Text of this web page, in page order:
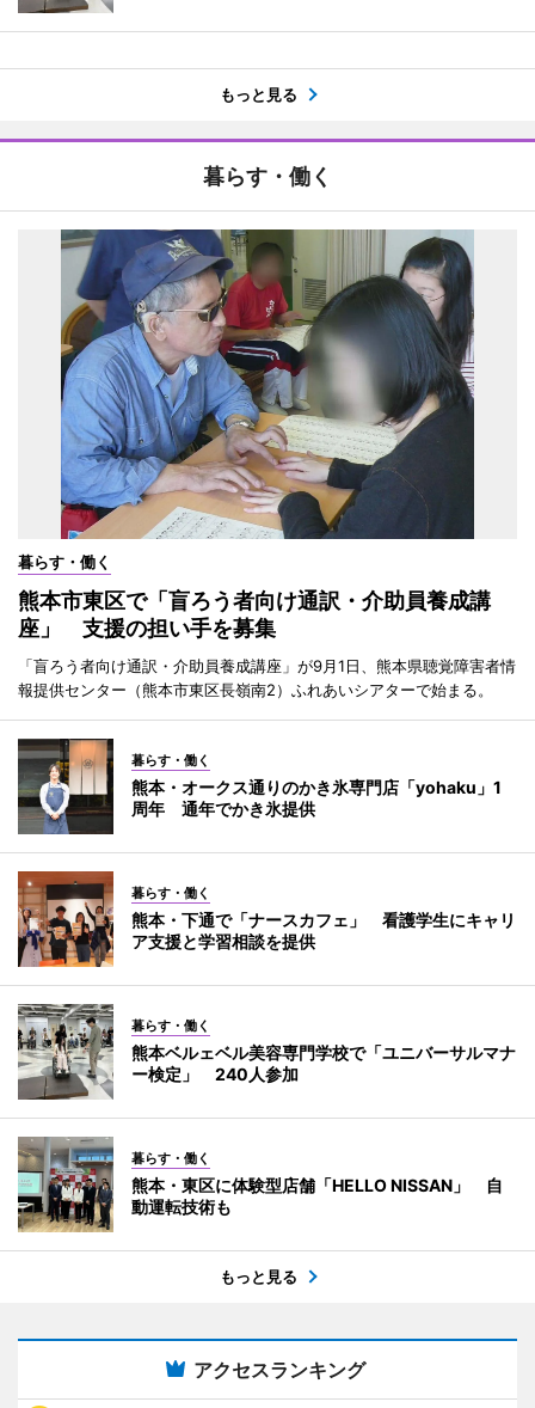
もっと見る
暮らす・働く
暮らす・働く
熊本市東区で「盲ろう者向け通訳・介助員養成講
座」 支援の担い手を募集
「盲ろう者向け通訳・介助員養成講座」が9月1日、熊本県聴覚障害者情
報提供センター（熊本市東区長嶺南2）ふれあいシアターで始まる。
暮らす・働く
熊本・オークス通りのかき氷専門店「yohaku」1
周年 通年でかき氷提供
暮らす・働く
熊本・下通で「ナースカフェ」 看護学生にキャリ
ア支援と学習相談を提供
暮らす・働く
熊本ベルェベル美容専門学校で「ユニバーサルマナ
ー検定」 240人参加
暮らす・働く
熊本・東区に体験型店舗「HELLO NISSAN」 自
動運転技術も
もっと見る
アクセスランキング